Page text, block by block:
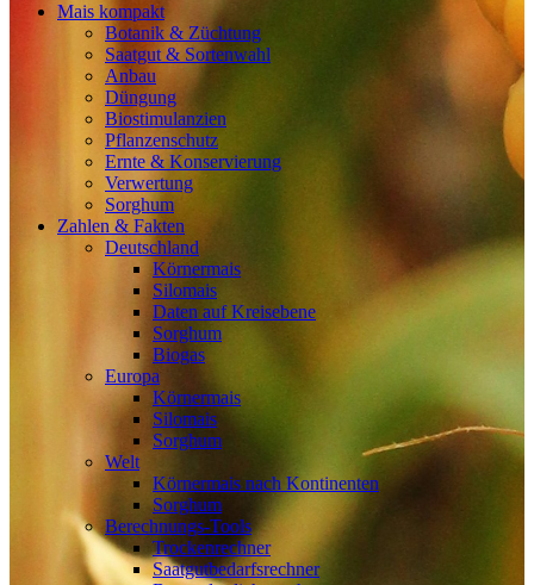
Mais kompakt
Botanik & Züchtung
Saatgut & Sortenwahl
Anbau
Düngung
Biostimulanzien
Pflanzenschutz
Ernte & Konservierung
Verwertung
Sorghum
Zahlen & Fakten
Deutschland
Körnermais
Silomais
Daten auf Kreisebene
Sorghum
Biogas
Europa
Körnermais
Silomais
Sorghum
Welt
Körnermais nach Kontinenten
Sorghum
Berechnungs-Tools
Trockenrechner
Saatgutbedarfsrechner